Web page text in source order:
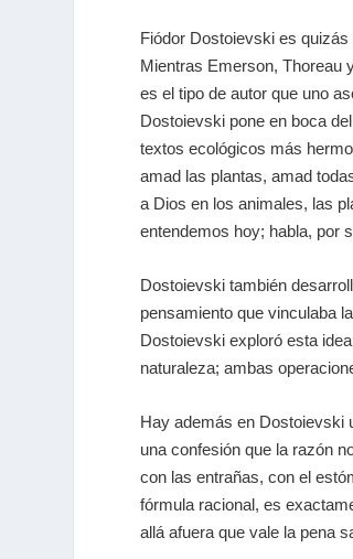
Fiódor Dostoievski es
Mientras Emerson, Thoreau
es el tipo de autor que uno
Dostoievski pone en boca
textos ecológicos más
amad las plantas, amad
a Dios en los animales, las
entendemos hoy; habla, por
Dostoievski también
pensamiento que vinculaba
Dostoievski exploró esta
naturaleza; ambas
Hay además en Dostoievski
una confesión que la razón
con las entrañas, con el
fórmula racional, es
allá afuera que vale la pena